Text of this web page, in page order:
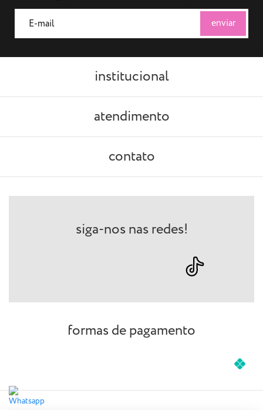
institucional
atendimento
contato
siga-nos nas redes!
formas de pagamento